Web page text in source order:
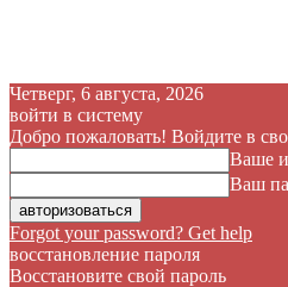
Четверг, 6 августа, 2026
войти в систему
Добро пожаловать! Войдите в
Ваше
Ваш
Forgot your password? Get help
восстановление пароля
Восстановите свой пароль